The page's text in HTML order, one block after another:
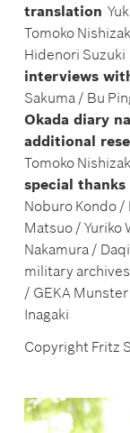
translation
Tomoko
Hidenori Suzuki
interviews
Sakuma / Bu
Okada diary
additional
Tomoko
special thanks
Noburo Kondo
Matsuo / Yuriko
Nakamura /
military
/ GEKA
Inagaki
Copyright Fritz